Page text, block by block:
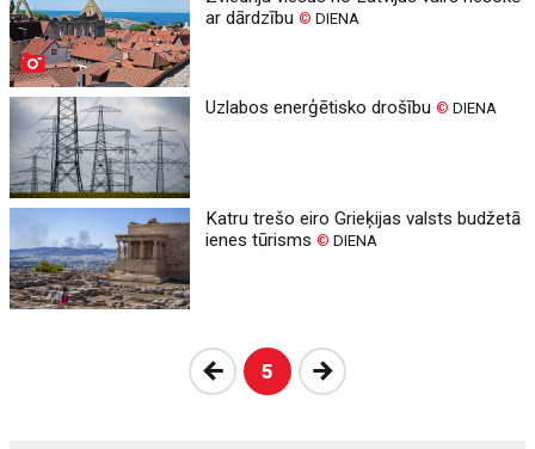
ar dārdzību© DIENA
Uzlabos enerģētisko drošību© DIENA
Katru trešo eiro Grieķijas valsts budžetā
ienes tūrisms© DIENA
Atpakaļ
5 Nākošā